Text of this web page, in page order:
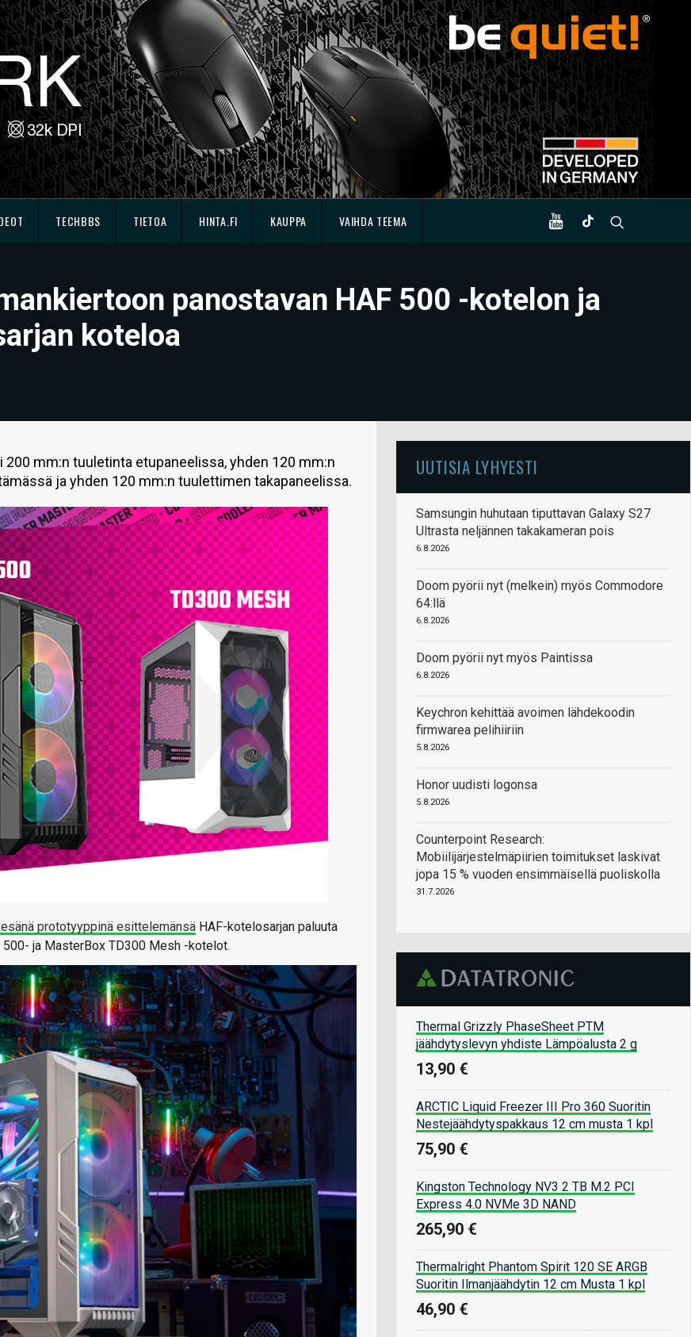
TECHBBS TIETOA HINTA.FI KAUPPA VAIHDA TEEMA
panostavan HAF 500 -kotelon ja
koteloa
mm:n tuuletinta etupaneelissa, yhden 120 mm:n
ja yhden 120 mm:n tuulettimen takapaneelissa.
prototyyppinä esittelemänsä HAF-kotelosarjan paluuta
ja MasterBox TD300 Mesh -kotelot.
UUTISIA LYHYESTI
Samsungin huhutaan tiputtavan Galaxy S27
Ultrasta neljännen takakameran pois
6.8.2026
Doom pyörii nyt (melkein) myös Commodore
64:llä
6.8.2026
Doom pyörii nyt myös Paintissa
6.8.2026
Keychron kehittää avoimen lähdekoodin
firmwarea pelihiiriin
5.8.2026
Honor uudisti logonsa
5.8.2026
Counterpoint Research:
Mobiilijärjestelmäpiirien toimitukset laskivat
jopa 15 % vuoden ensimmäisellä puoliskolla
31.7.2026
Thermal Grizzly PhaseSheet PTM
jäähdytyslevyn yhdiste Lämpöalusta 2 g
13,90 €
ARCTIC Liquid Freezer III Pro 360 Suoritin
Nestejäähdytyspakkaus 12 cm musta 1 kpl
75,90 €
Kingston Technology NV3 2 TB M.2 PCI
Express 4.0 NVMe 3D NAND
265,90 €
Thermalright Phantom Spirit 120 SE ARGB
Suoritin Ilmanjäähdytin 12 cm Musta 1 kpl
46,90 €